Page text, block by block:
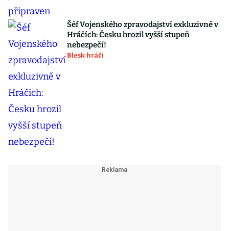
Šéf Vojenského zpravodajství exkluzivně v
Hráčích: Česku hrozil vyšší stupeň
nebezpečí!
Blesk hráči